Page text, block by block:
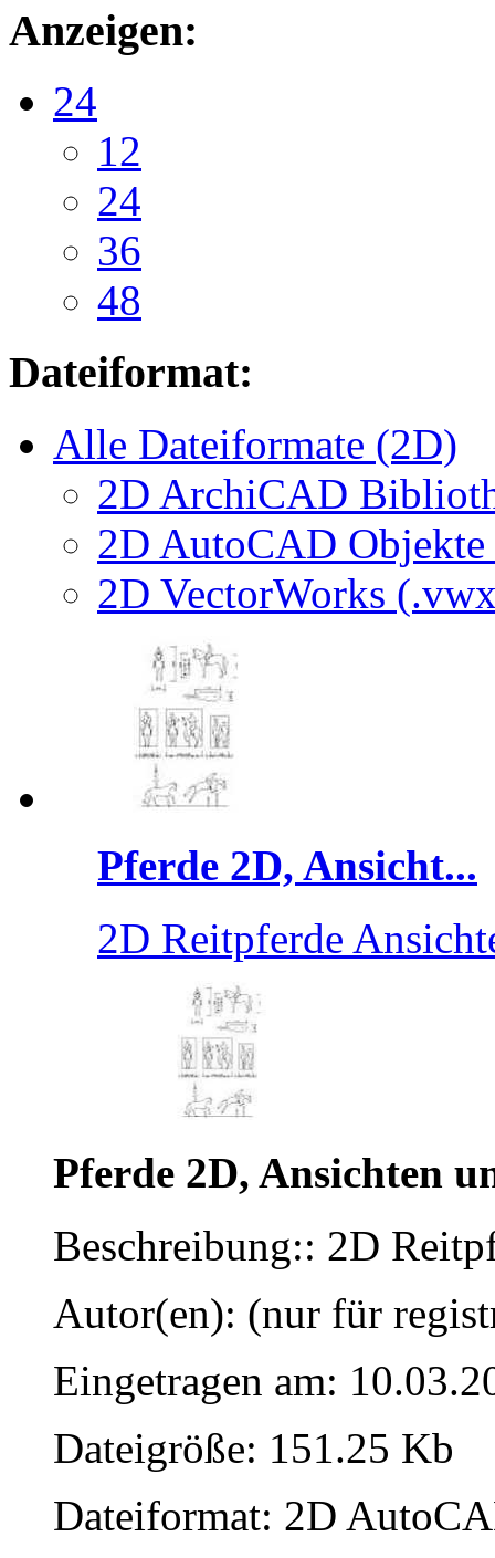
Anzeigen:
24
12
24
36
48
Dateiformat:
Alle Dateiformate (2D)
2D ArchiCAD
2D AutoCAD
2D VectorWorks
Pferde 2D, Ansicht...
2D Reitpferde
Pferde 2D, Ansichten
Beschreibung:: 2D
Autor(en): (nur für
Eingetragen am:
Dateigröße: 151.25 Kb
Dateiformat: 2D